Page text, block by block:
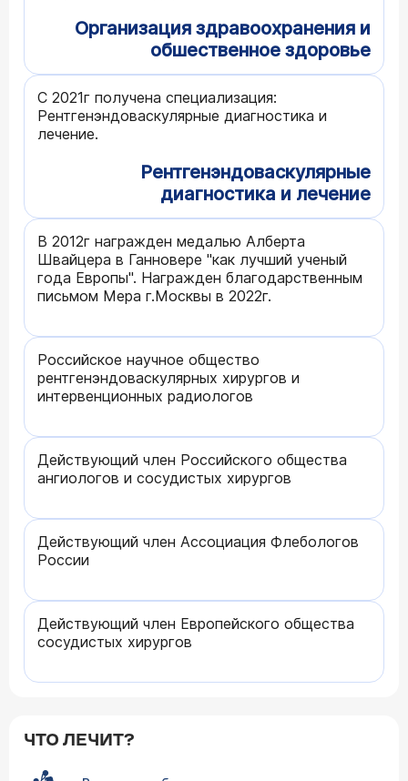
Организация здравоохранения и
обшественное здоровье
С 2021г получена специализация:
Рентгенэндоваскулярные диагностика и
лечение.
Рентгенэндоваскулярные
диагностика и лечение
В 2012г награжден медалью Алберта
Швайцера в Ганновере "как лучший ученый
года Европы". Награжден благодарственным
письмом Мера г.Москвы в 2022г.
Российское научное общество
рентгенэндоваскулярных хирургов и
интервенционных радиологов
Действующий член Российского общества
ангиологов и сосудистых хирургов
Действующий член Ассоциация Флебологов
России
Действующий член Европейского общества
сосудистых хирургов
ЧТО ЛЕЧИТ?